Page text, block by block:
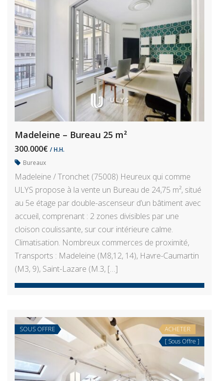
Madeleine – Bureau 25 m²
300.000€ / H.H.
Bureaux
Madeleine / Tronchet (75008) Heureux qui comme
ULYS propose à la vente un Bureau de 24,75 m², situé
au 5e étage par double-ascenseur d’un bâtiment avec
accueil, comprenant : 2 zones divisibles par une
cloison coulissante, sur cour intérieure calme.
Climatisation. Nombreux commerces de proximité,
Transports : Madeleine (M8,12, 14), Havre-Caumartin
(M3, 9), Saint-Lazare (M.3, […]
SOUS OFFRE
ACHETER
[ Sous Offre ]